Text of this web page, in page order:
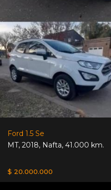
Ford 1.5 Se
MT, 2018, Nafta, 41.000 km.
$ 20.000.000